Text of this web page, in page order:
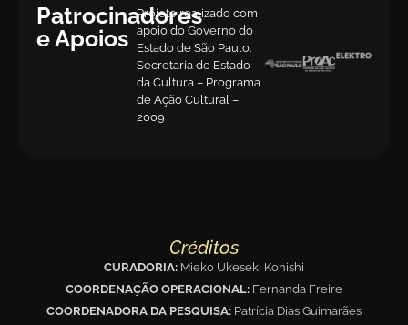
Patrocinadores
e Apoios
Projeto realizado com
apoio do Governo do
Estado de São Paulo.
Secretaria de Estado
da Cultura – Programa
de Ação Cultural –
2009
Créditos
CURADORIA: Mieko Ukeseki Konishi
COORDENAÇÃO OPERACIONAL: Fernanda Freire
COORDENADORA DA PESQUISA: Patrícia Dias Guimarães